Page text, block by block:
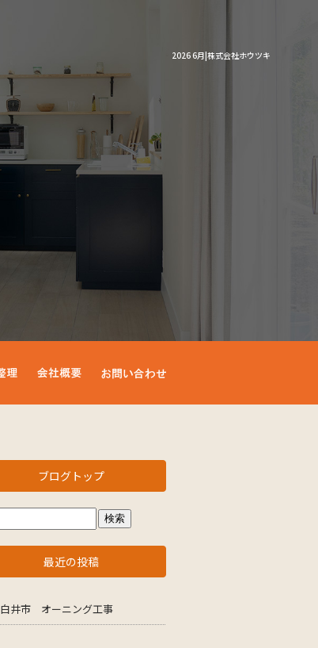
2026 6月|株式会社ホウツキ
ブログトップ
最近の投稿
白井市 オーニング工事